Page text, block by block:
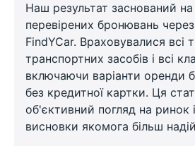
Наш результат заснований на
перевірених бронювань
FindYCar. Враховувалися всі
транспортних засобів і всі
включаючи варіанти оренди
без кредитної картки. Ця
об'єктивний погляд на ринок
висновки якомога більш